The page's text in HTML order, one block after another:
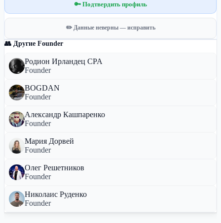
🔑 Подтвердить профиль
✏️ Данные неверны — исправить
👥 Другие Founder
Родион Ирландец CPA
Founder
BOGDAN
Founder
Александр Кашпаренко
Founder
Мария Дорвей
Founder
Олег Решетников
Founder
Николаис Руденко
Founder